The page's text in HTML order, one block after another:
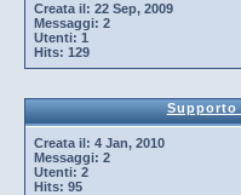
Creata il: 22 Sep, 2009
Messaggi: 2
Utenti: 1
Hits: 129
Supporto
Creata il: 4 Jan, 2010
Messaggi: 2
Utenti: 2
Hits: 95